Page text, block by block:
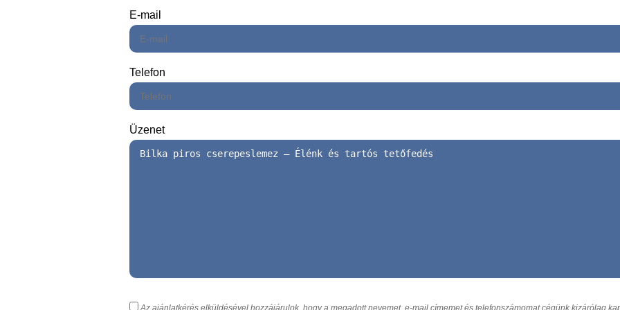
E-mail
Telefon
Üzenet
Az ajánlatkérés elküldésével hozzájárulok, hogy a megadott nevemet, e-mail címemet és telefonszámomat cégünk kizárólag